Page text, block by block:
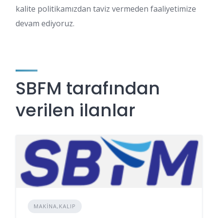
kalite politikamızdan taviz vermeden faaliyetimize
devam ediyoruz.
SBFM tarafından
verilen ilanlar
MAKINA,KALIP